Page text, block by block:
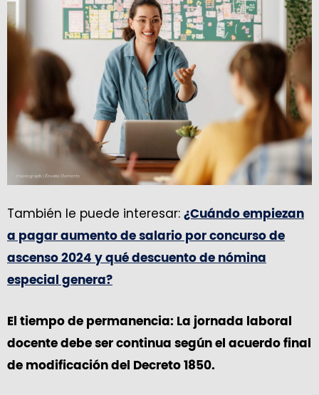
También le puede interesar: ¿Cuándo empiezan
a pagar aumento de salario por concurso de
ascenso 2024 y qué descuento de nómina
especial genera?
El tiempo de permanencia: La jornada laboral
docente debe ser continua según el acuerdo final
de modificación del Decreto 1850.